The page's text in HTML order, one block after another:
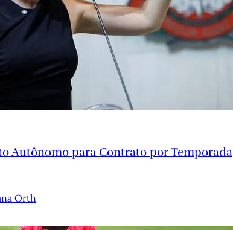
Autônomo para Contrato por Temporada
Orth